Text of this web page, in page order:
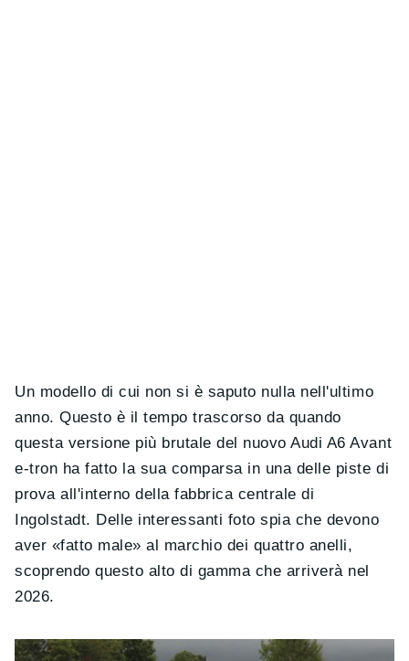
Un modello di cui non si è saputo nulla nell'ultimo
anno. Questo è il tempo trascorso da quando
questa versione più brutale del nuovo Audi A6 Avant
e-tron ha fatto la sua comparsa in una delle piste di
prova all'interno della fabbrica centrale di
Ingolstadt. Delle interessanti foto spia che devono
aver «fatto male» al marchio dei quattro anelli,
scoprendo questo alto di gamma che arriverà nel
2026.